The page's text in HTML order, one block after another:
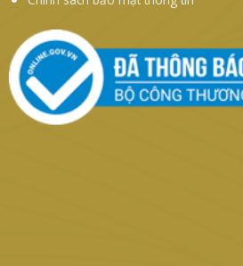
Chính sách bảo mật thông tin